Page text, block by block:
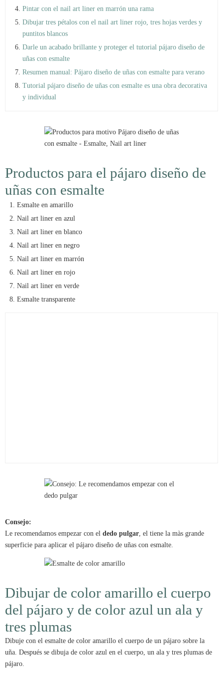
Pintar con el nail art liner en marrón una rama
Dibujar tres pétalos con el nail art liner rojo, tres hojas verdes y
puntitos blancos
Darle un acabado brillante y proteger el tutorial pájaro diseño de
uñas con esmalte
Resumen manual: Pájaro diseño de uñas con esmalte para verano
Tutorial pájaro diseño de uñas con esmalte es una obra decorativa
y individual
Productos para el pájaro diseño de
uñas con esmalte
Esmalte en amarillo
Nail art liner en azul
Nail art liner en blanco
Nail art liner en negro
Nail art liner en marrón
Nail art liner en rojo
Nail art liner en verde
Esmalte transparente
Consejo:
Le recomendamos empezar con el dedo pulgar, el tiene la màs grande
superficie para aplicar el pájaro diseño de uñas con esmalte.
Dibujar de color amarillo el cuerpo
del pájaro y de color azul un ala y
tres plumas
Dibuje con el esmalte de color amarillo el cuerpo de un pájaro sobre la
uña. Después se dibuja de color azul en el cuerpo, un ala y tres plumas de
pájaro.